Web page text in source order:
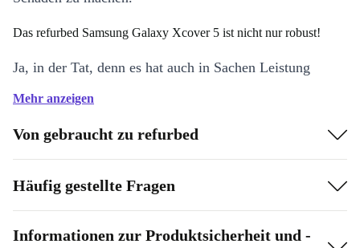
Das refurbed Samsung Galaxy Xcover 5 ist nicht nur robust!
Ja, in der Tat, denn es hat auch in Sachen Leistung
einiges zu bieten. Angetrieben von einem schnellen
Handy eine reibungslose und reaktionsschnelle Leistung,
auch wenn mehrere Apps gleichzeitig ausgeführt
werden.
Mehr anzeigen
Von gebraucht zu refurbed
Häufig gestellte Fragen
Informationen zur Produktsicherheit und -